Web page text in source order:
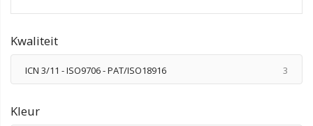
Kwaliteit
ICN 3/11 - ISO9706 - PAT/ISO18916 3
Kleur